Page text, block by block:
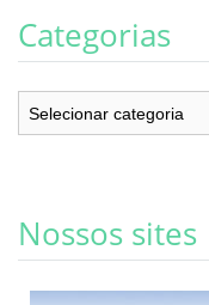
Categorias
Categorias
Nossos sites